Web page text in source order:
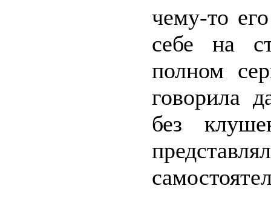
чему-то
себе на
полном
говорила
без